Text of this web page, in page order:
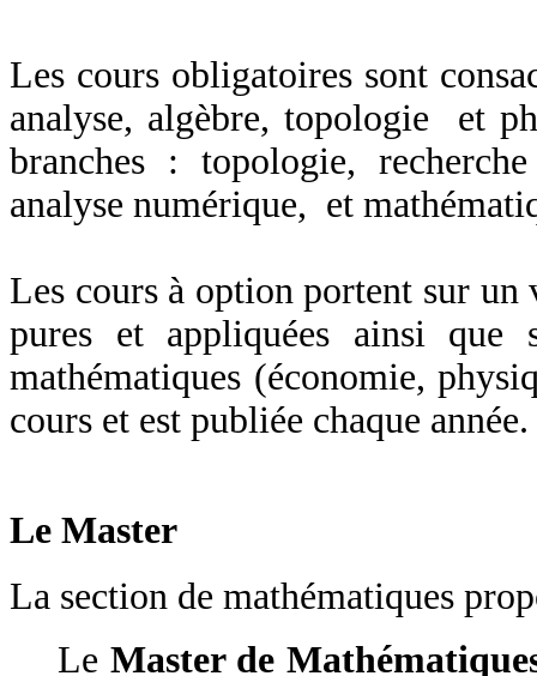
Les cours obligatoires sont
analyse, algèbre, topologie et
branches : topologie,
analyse numérique, et
Les cours à option portent sur un
pures et appliquées ainsi que
mathématiques (économie,
cours et est publiée chaque année.
Le Master
La section de mathématiques
Le Master de